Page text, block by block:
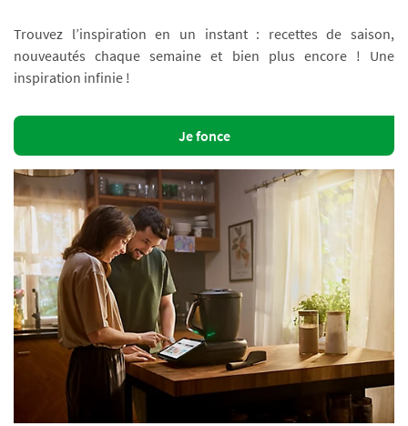
Trouvez l’inspiration en un instant : recettes de saison,
nouveautés chaque semaine et bien plus encore ! Une
inspiration infinie !
Je fonce